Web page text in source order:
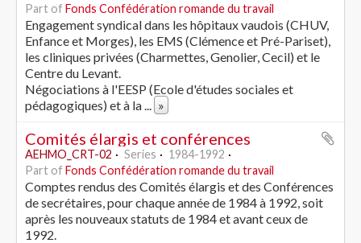
Part ofFonds Confédération romande du travail
Engagement syndical dans les hôpitaux vaudois (CHUV,
Enfance et Morges), les EMS (Clémence et Pré-Pariset),
les cliniques privées (Charmettes, Genolier, Cecil) et le
Centre du Levant.
Négociations à l'EESP (Ecole d'études sociales et
pédagogiques) et à la
»
Comités élargis et conférences
AEHMO_CRT-02 Series
1984-1992
Part ofFonds Confédération romande du travail
Comptes rendus des Comités élargis et des Conférences
de secrétaires, pour chaque année de 1984 à 1992, soit
après les nouveaux statuts de 1984 et avant ceux de
1992.